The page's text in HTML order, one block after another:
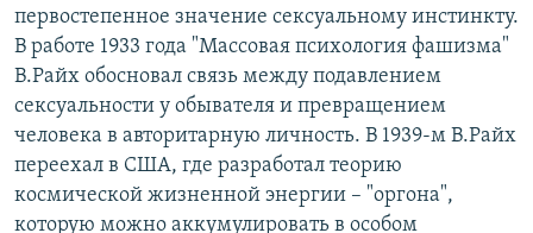
ПОДПИШИТЕСЬ НА РАССЫЛКУ
СОЦИАЛЬНЫЕ СЕТИ
первостепенное значение сексуальному инстинкту.
В работе 1933 года "Массовая психология фашизма"
В.Райх обосновал связь между подавлением
сексуальности у обывателя и превращением
человека в авторитарную личность. В 1939-м В.Райх
переехал в США, где разработал теорию
космической жизненной энергии – "оргона",
которую можно аккумулировать в особом